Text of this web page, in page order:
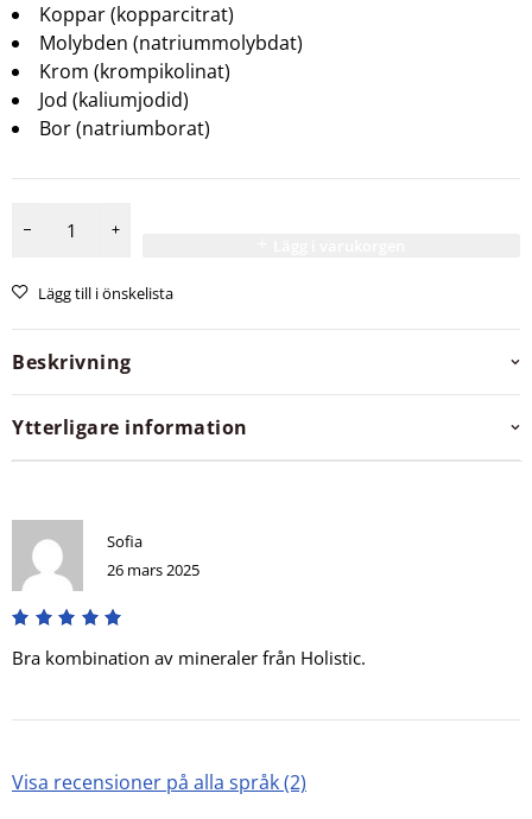
Koppar (kopparcitrat)
Molybden (natriummolybdat)
Krom (krompikolinat)
Jod (kaliumjodid)
Bor (natriumborat)
Lägg till i önskelista
Beskrivning
Ytterligare information
Sofia
26 mars 2025
Bra kombination av mineraler från Holistic.
Visa recensioner på alla språk (2)